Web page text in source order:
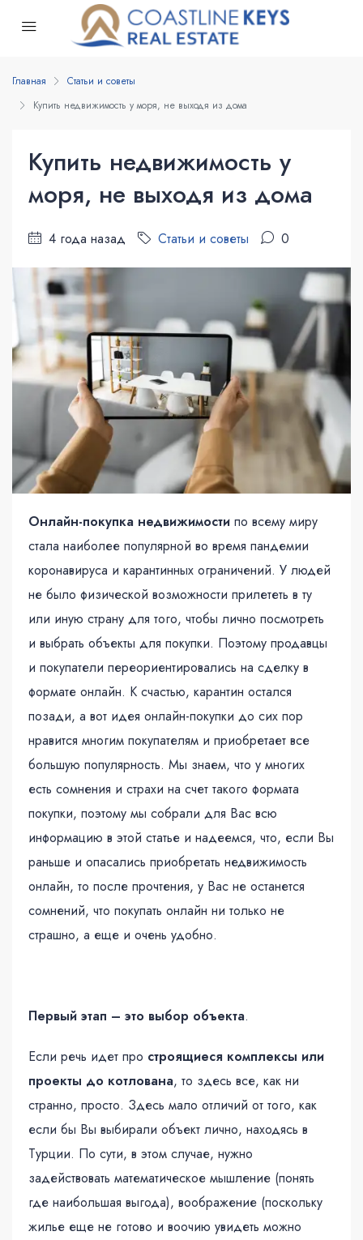
Главная
Статьи и советы
Купить недвижимость у моря, не выходя из дома
Купить недвижимость у
моря, не выходя из дома
4 года назад Статьи и советы 0
Онлайн-покупка недвижимости по всему миру
стала наиболее популярной во время пандемии
коронавируса и карантинных ограничений. У людей
не было физической возможности прилететь в ту
или иную страну для того, чтобы лично посмотреть
и выбрать объекты для покупки. Поэтому продавцы
и покупатели переориентировались на сделку в
формате онлайн. К счастью, карантин остался
позади, а вот идея онлайн-покупки до сих пор
нравится многим покупателям и приобретает все
большую популярность. Мы знаем, что у многих
есть сомнения и страхи на счет такого формата
покупки, поэтому мы собрали для Вас всю
информацию в этой статье и надеемся, что, если Вы
раньше и опасались приобретать недвижимость
онлайн, то после прочтения, у Вас не останется
сомнений, что покупать онлайн ни только не
страшно, а еще и очень удобно.
Первый этап – это выбор объекта.
Если речь идет про строящиеся комплексы или
проекты до котлована, то здесь все, как ни
странно, просто. Здесь мало отличий от того, как
если бы Вы выбирали объект лично, находясь в
Турции. По сути, в этом случае, нужно
задействовать математическое мышление (понять
где наибольшая выгода), воображение (поскольку
жилье еще не готово и воочию увидеть можно